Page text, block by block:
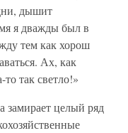
дышит
я дважды был в
тем как хорош
Ах, как
то так светло!»
замирает целый ряд